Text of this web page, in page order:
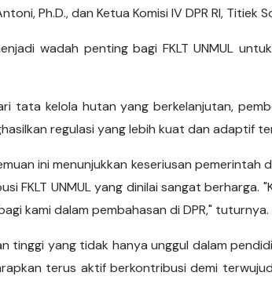
Ph.D., dan Ketua Komisi IV DPR RI, Titiek
wadah penting bagi FKLT UNMUL
tata kelola hutan yang berkelanjutan,
regulasi yang lebih kuat dan adaptif
ini menunjukkan keseriusan
FKLT UNMUL yang dinilai sangat berharga.
kami dalam pembahasan di DPR," tuturnya.
tinggi yang tidak hanya unggul dalam
terus aktif berkontribusi demi